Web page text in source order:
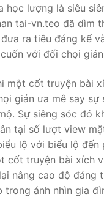
học lượng là siêu
tai-vn.teo đã dìm
ra tiêu đáng kể
với đối chọi
một cốt truyện bài
giản ưa mê say sự
Sự siêng sóc đó
tại số lượt view
lộ với biểu lộ đến
cốt truyện bài xích
nâng cao độ đáng
trong ánh nhìn gia